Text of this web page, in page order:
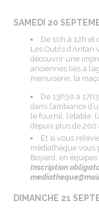
SAMEDI 20
De 10h à 12h et
Les Outils d’Antan
découvrir une
anciennes liés à
menuiserie, la
De 13h30 à
dans l’ambiance
le fournil, l’étable,
depuis plus de 200
Et si vous
médiathèque vous
Boyard, en équipes
Inscription
DIMANCHE 21